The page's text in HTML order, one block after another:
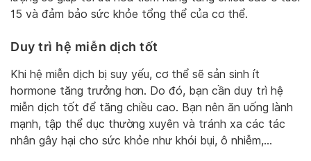
15 và đảm bảo sức khỏe tổng thể của cơ thể.
Duy trì hệ miễn dịch tốt
Khi hệ miễn dịch bị suy yếu, cơ thể sẽ sản sinh ít
hormone tăng trưởng hơn. Do đó, bạn cần duy trì hệ
miễn dịch tốt để tăng chiều cao. Bạn nên ăn uống lành
mạnh, tập thể dục thường xuyên và tránh xa các tác
nhân gây hại cho sức khỏe như khói bụi, ô nhiễm,…